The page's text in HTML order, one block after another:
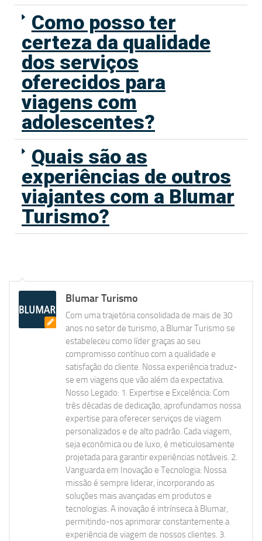
Como posso ter
certeza da qualidade
dos serviços
oferecidos para
viagens com
adolescentes?
Quais são as
experiências de outros
viajantes com a Blumar
Turismo?
Blumar Turismo
Com uma trajetória consolidada de mais de 30
anos no setor de turismo, a Blumar Turismo se
estabeleceu como líder graças ao seu
compromisso contínuo com a qualidade e
satisfação do cliente. Nossa experiência traduz-
se em viagens que vão além da expectativa.
Nosso Legado: 1. Expertise e Excelência: Com
três décadas de dedicação, aprofundamos nossa
expertise para oferecer serviços de viagem
personalizados e de alto padrão. Cada viagem,
seja econômica ou de luxo, é meticulosamente
projetada para garantir experiências notáveis. 2.
Vanguarda em Inovação e Tecnologia: Nossa
missão é sempre liderar, incorporando as
soluções mais avançadas em produtos e
tecnologias. A inovação é intrínseca à Blumar,
permitindo-nos aprimorar constantemente a
experiência de viagem de nossos clientes. 3.